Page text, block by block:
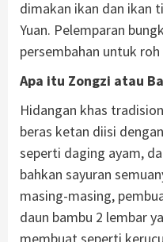
dimakan ikan dan ikan
Yuan. Pelemparan
persembahan untuk roh
Apa itu Zongzi atau
Hidangan khas
beras ketan diisi
seperti daging ayam,
bahkan sayuran
masing-masing,
daun bambu 2 lembar